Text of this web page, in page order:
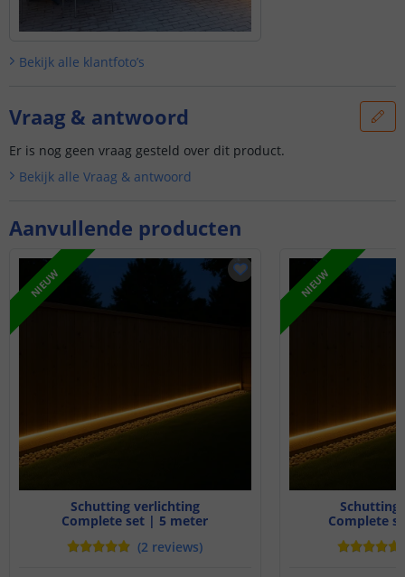
Aanvullende producten
NIEUW
Schutting verlichting
Complete set | 5 meter
(2 reviews)
NIEUW
Schutting
Complete
Bekijk alle klantfoto’s
Vraag & antwoord
Er is nog geen vraag gesteld over dit product.
Bekijk alle Vraag & antwoord